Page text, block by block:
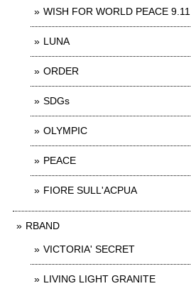
WISH FOR WORLD PEACE 9.11
LUNA
ORDER
SDGs
OLYMPIC
PEACE
FIORE SULL'ACPUA
RBAND
VICTORIA' SECRET
LIVING LIGHT GRANITE